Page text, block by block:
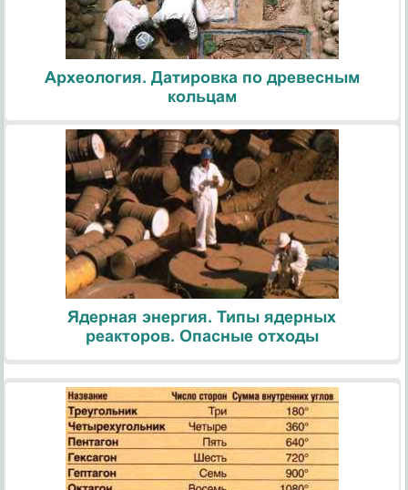
Археология. Датировка по древесным
кольцам
Ядерная энергия. Типы ядерных
реакторов. Опасные отходы